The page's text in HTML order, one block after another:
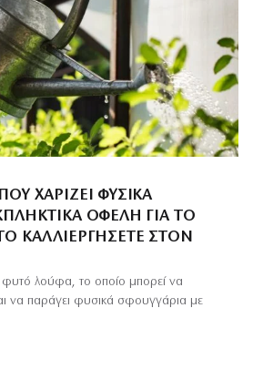
ΧΑΡΊΖΕΙ ΦΥΣΙΚΆ
ΟΦΈΛΗ ΓΙΑ ΤΟ
ΚΑΛΛΙΕΡΓΉΣΕΤΕ ΣΤΟΝ
φυτό λούφα, το οποίο μπορεί να
να παράγει φυσικά σφουγγάρια με